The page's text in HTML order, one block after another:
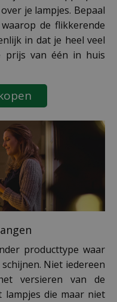
je lampjes. Bepaal
de flikkerende
in dat je heel veel
prijs van één in huis
producttype waar
Niet iedereen
versieren van de
lampjes die maar niet